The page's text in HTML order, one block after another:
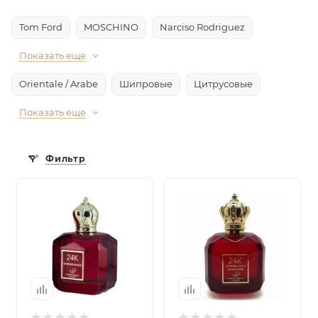
Tom Ford MOSCHINO Narciso Rodriguez
Показать еще
Orientale / Arabe Шипровые Цитрусовые
Показать еще
Фильтр